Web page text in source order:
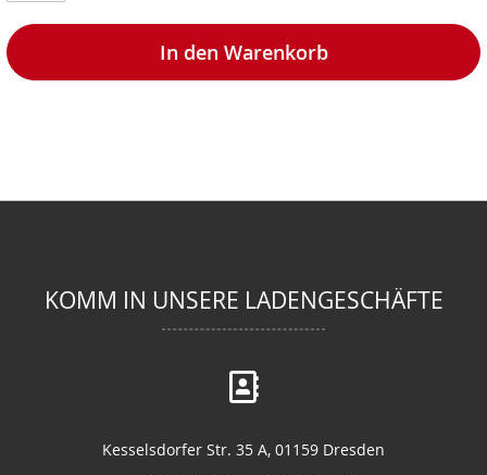
In den Warenkorb
KOMM IN UNSERE LADENGESCHÄFTE
Kesselsdorfer Str. 35 A, 01159 Dresden